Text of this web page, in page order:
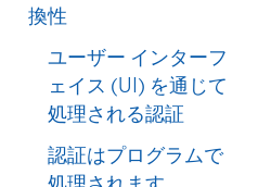
換性
ユーザー インターフ
ェイス (UI) を通じて
処理される認証
認証はプログラムで